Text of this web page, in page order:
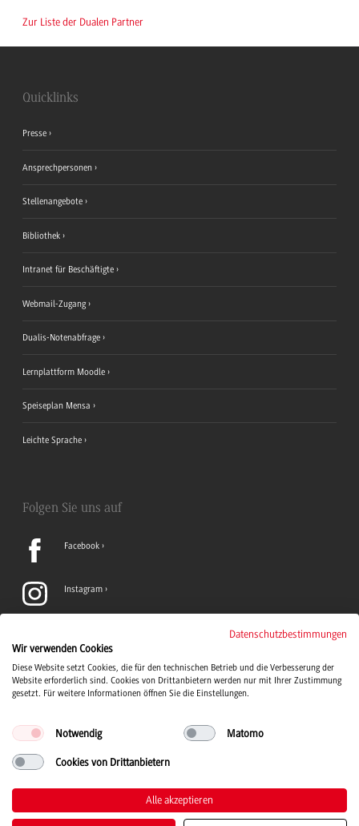
Zur Liste der Dualen Partner
Quicklinks
Presse
Ansprechpersonen
Stellenangebote
Bibliothek
Intranet für Beschäftigte
Webmail-Zugang
Dualis-Notenabfrage
Lernplattform Moodle
Speiseplan Mensa
Leichte Sprache
Folgen Sie uns auf
Facebook
Instagram
TikTok
© 2026 Duale Hochschule Baden-Württemberg
Datenschutzbestimmungen
Wir verwenden Cookies
Diese Website setzt Cookies, die für den technischen Betrieb und die Verbesserung der
Website erforderlich sind. Cookies von Drittanbietern werden nur mit Ihrer Zustimmung
gesetzt. Für weitere Informationen öffnen Sie die Einstellungen.
Notwendig Matomo
Cookies von Drittanbietern
Alle akzeptieren